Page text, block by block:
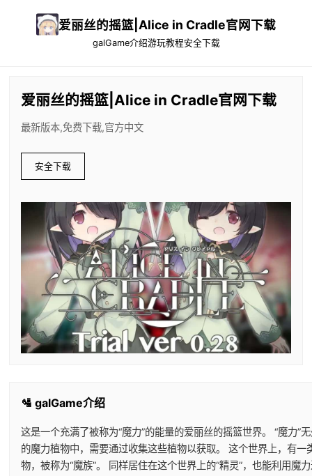
爱丽丝的摇篮|Alice in Cradle官网下载
galGame介绍游玩教程安全下载
爱丽丝的摇篮|Alice in Cradle官网下载
最新版本,免费下载,官方中文
安全下载
🛂 galGame介绍
这是一个充满了被称为“魔力”的能量的爱丽丝的摇篮世界。 “魔力
的魔力植物中，需要通过收集这些植物以获取。 这个世界上，有
物，被称为“魔族”。 同样居住在这个世界上的“精灵”，也能利用